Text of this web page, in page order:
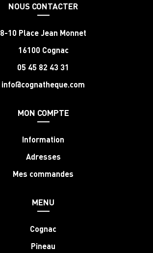
NOUS CONTACTER
8-10 Place Jean Monnet
16100 Cognac
05 45 82 43 31
info@cognatheque.com
MON COMPTE
Information
Adresses
Mes commandes
MENU
Cognac
Pineau